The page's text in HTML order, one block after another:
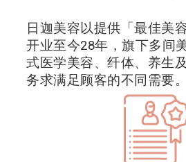
日迦美容以提供「最佳美
开业至今28年，旗下多间
式医学美容、纤体、养生
务求满足顾客的不同需要。